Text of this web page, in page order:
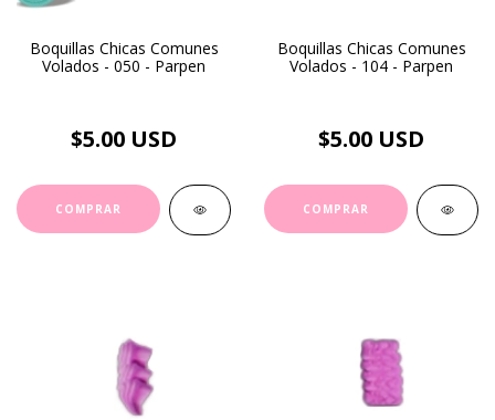
Boquillas Chicas Comunes
Volados - 050 - Parpen
$5.00 USD
Boquillas Chicas Comunes
Volados - 104 - Parpen
$5.00 USD